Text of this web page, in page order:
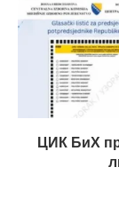
ЦИК БиХ